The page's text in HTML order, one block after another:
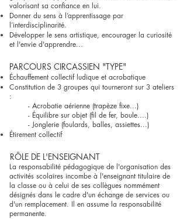
valorisant sa confiance en lui.
Donner du sens à l’apprentissage par
l’interdisciplinarité.
Développer le sens artistique, encourager la curiosité
et l'envie d'apprendre…
PARCOURS CIRCASSIEN "TYPE"
Échauffement collectif ludique et acrobatique
Constitution de 3 groupes qui tourneront sur 3 ateliers
:
- Acrobatie aérienne (trapèze fixe...)
- Équilibre sur objet (fil de fer, boule....)
- Jonglerie (foulards, balles, assiettes...)
Étirement collectif
RÔLE DE L'ENSEIGNANT
La responsabilité pédagogique de l'organisation des
activités scolaires incombe à l'enseignant titulaire de
la classe ou à celui de ses collègues nommément
désignés dans le cadre d'un échange de services ou
d'un remplacement. Il en assume la responsabilité
permanente.